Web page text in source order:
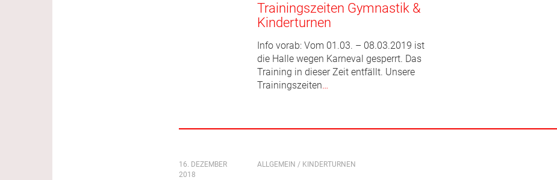
Trainingszeiten Gymnastik &
Kinderturnen
Info vorab: Vom 01.03. – 08.03.2019 ist
die Halle wegen Karneval gesperrt. Das
Training in dieser Zeit entfällt. Unsere
Trainingszeiten…
16. DEZEMBER
2018
ALLGEMEIN / KINDERTURNEN